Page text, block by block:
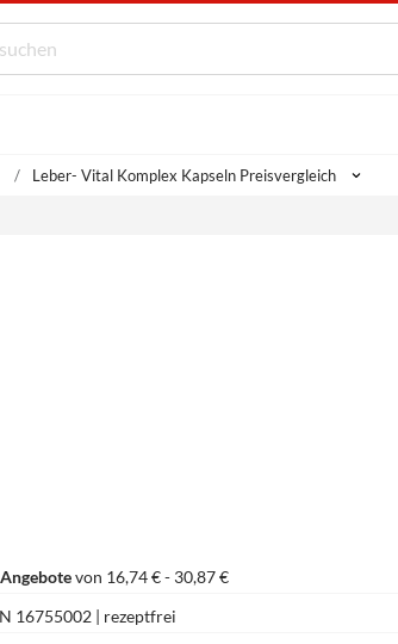
Leber- Vital Komplex Kapseln Preisvergleich
von 16,74 € - 30,87 €
16755002 | rezeptfrei